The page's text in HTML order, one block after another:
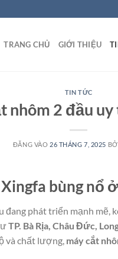
TRANG CHỦ GIỚI THIỆU
TIN TỨC
nhôm 2 đầu uy
ĐĂNG VÀO 26 THÁNG 7, 2025
bùng nổ ở
đang phát triển mạnh mẽ,
TP. Bà Rịa, Châu Đức,
và chất lượng, máy cắt